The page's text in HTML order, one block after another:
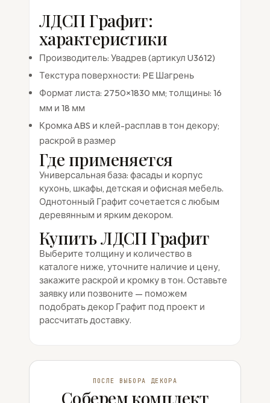
ЛДСП Графит:
характеристики
Производитель: Увадрев (артикул U3612)
Текстура поверхности: PE Шагрень
Формат листа: 2750×1830 мм; толщины: 16
мм и 18 мм
Кромка ABS и клей-расплав в тон декору;
раскрой в размер
Где применяется
Универсальная база: фасады и корпус
кухонь, шкафы, детская и офисная мебель.
Однотонный Графит сочетается с любым
деревянным и ярким декором.
Купить ЛДСП Графит
Выберите толщину и количество в
каталоге ниже, уточните наличие и цену,
закажите раскрой и кромку в тон. Оставьте
заявку или позвоните — поможем
подобрать декор Графит под проект и
рассчитать доставку.
ПОСЛЕ ВЫБОРА ДЕКОРА
Соберем комплект